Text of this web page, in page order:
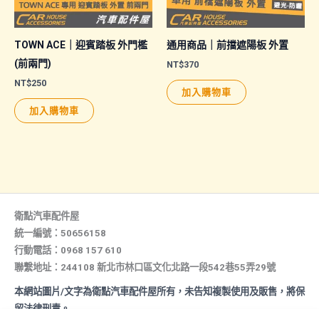
TOWN ACE｜迎賓踏板 外門檻
(前兩門)
NT$250
加入購物車
通用商品｜前擋遮陽板 外置
NT$370
加入購物車
衛點汽車配件屋
統一編號：50656158
行動電話：0968 157 610
聯繫地址：244108 新北市林口區文化北路一段542巷55弄29號
本網站圖片/文字為衛點汽車配件屋所有，未告知複製使用及販售，將保